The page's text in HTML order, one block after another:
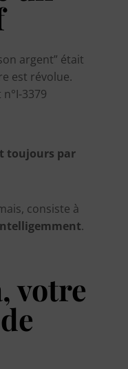
argent” était
est révolue.
n°I-3379
toujours par
consiste à
.
votre